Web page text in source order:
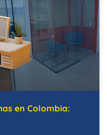
en Colombia: